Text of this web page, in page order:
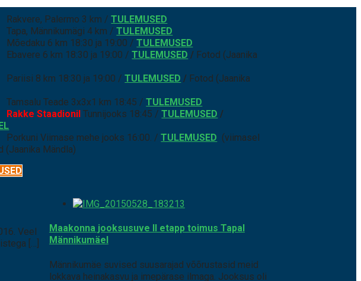
Rakvere, Palermo 3 km /TULEMUSED
Tapa, Männikumägi 4 km /TULEMUSED
Mõedaku 6 km 18:30 ja 19:00 /TULEMUSED
Ebavere 6 km 18:30 ja 19:00 /TULEMUSED / Fotod (Jaanika
Pariisi 8 km 18:30 ja 19:00 /TULEMUSED / Fotod (Jaanika
Tamsalu Teade 3x3x1 km 18:45 /TULEMUSED
Rakke Staadionil Tunnijooks 18:45 /TULEMUSED /
Porkuni Viimase mehe jooks 16:00. /TULEMUSED (viimasel
(Jaanika Mändla)
Veel
[…]
Maakonna jooksusuve II etapp toimus Tapal
Männikumäel
Männikumäe suvised suusarajad võõrustasid meid
lokkava heinakasvu ja imepärase ilmaga. Jooksus oli